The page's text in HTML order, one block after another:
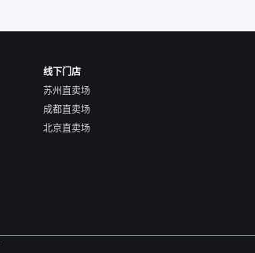
线下门店
苏州直卖场
成都直卖场
北京直卖场